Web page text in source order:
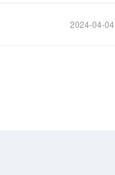
2024-04-04